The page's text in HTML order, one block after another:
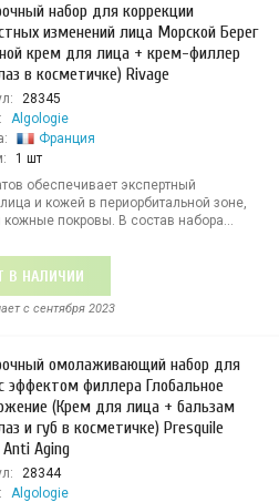
набор для коррекции
изменений лица Морской Берег
крем для лица + крем-филлер
в косметичке) Rivage
28345
Algologie
Франция
1 шт
обеспечивает экспертный
и кожей в периорбитальной зоне,
покровы. В состав набора...
В НАЛИЧИИ
c сентября 2023
омолаживающий набор для
эффектом филлера Глобальное
(Крем для лица + бальзам
и губ в косметичке) Presquile
Anti Aging
28344
Algologie